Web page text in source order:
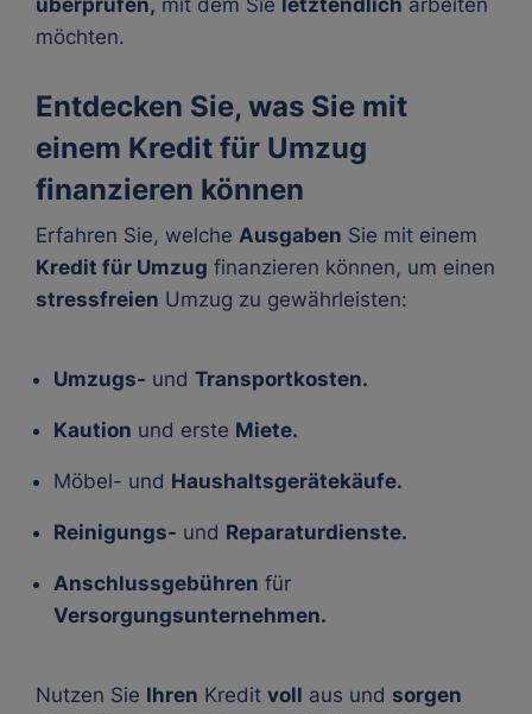
überprüfen, mit dem Sie letztendlich arbeiten
möchten.
Entdecken Sie, was Sie mit
einem Kredit für Umzug
finanzieren können
Erfahren Sie, welche Ausgaben Sie mit einem
Kredit für Umzug finanzieren können, um einen
stressfreien Umzug zu gewährleisten:
Umzugs- und Transportkosten.
Kaution und erste Miete.
Möbel- und Haushaltsgerätekäufe.
Reinigungs- und Reparaturdienste.
Anschlussgebühren für
Versorgungsunternehmen.
Nutzen Sie Ihren Kredit voll aus und sorgen